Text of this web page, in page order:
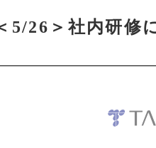
5/26＞社内研修